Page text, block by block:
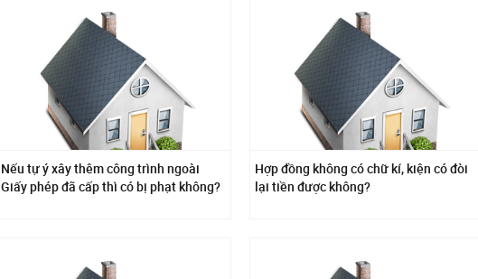
Nếu tự ý xây thêm công trình ngoài
Giấy phép đã cấp thì có bị phạt không?
Hợp đồng không có chữ kí, kiện có đòi
lại tiền được không?